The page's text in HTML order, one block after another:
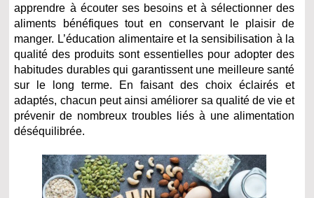
apprendre à écouter ses besoins et à sélectionner des
aliments bénéfiques tout en conservant le plaisir de
manger. L’éducation alimentaire et la sensibilisation à la
qualité des produits sont essentielles pour adopter des
habitudes durables qui garantissent une meilleure santé
sur le long terme. En faisant des choix éclairés et
adaptés, chacun peut ainsi améliorer sa qualité de vie et
prévenir de nombreux troubles liés à une alimentation
déséquilibrée.